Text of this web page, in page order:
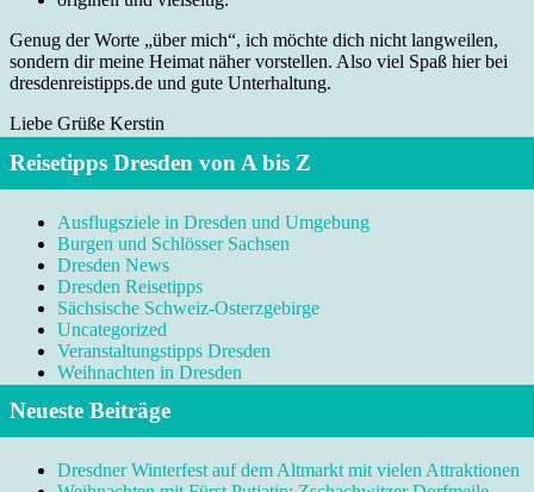
Genug der Worte „über mich“, ich möchte dich nicht langweilen,
sondern dir meine Heimat näher vorstellen. Also viel Spaß hier bei
dresdenreistipps.de und gute Unterhaltung.
Liebe Grüße Kerstin
Reisetipps Dresden von A bis Z
Ausflugsziele in Dresden und Umgebung
Burgen und Schlösser Sachsen
Dresden News
Dresden Reisetipps
Sächsische Schweiz-Osterzgebirge
Uncategorized
Veranstaltungstipps Dresden
Weihnachten in Dresden
Neueste Beiträge
Dresdner Winterfest auf dem Altmarkt mit vielen Attraktionen